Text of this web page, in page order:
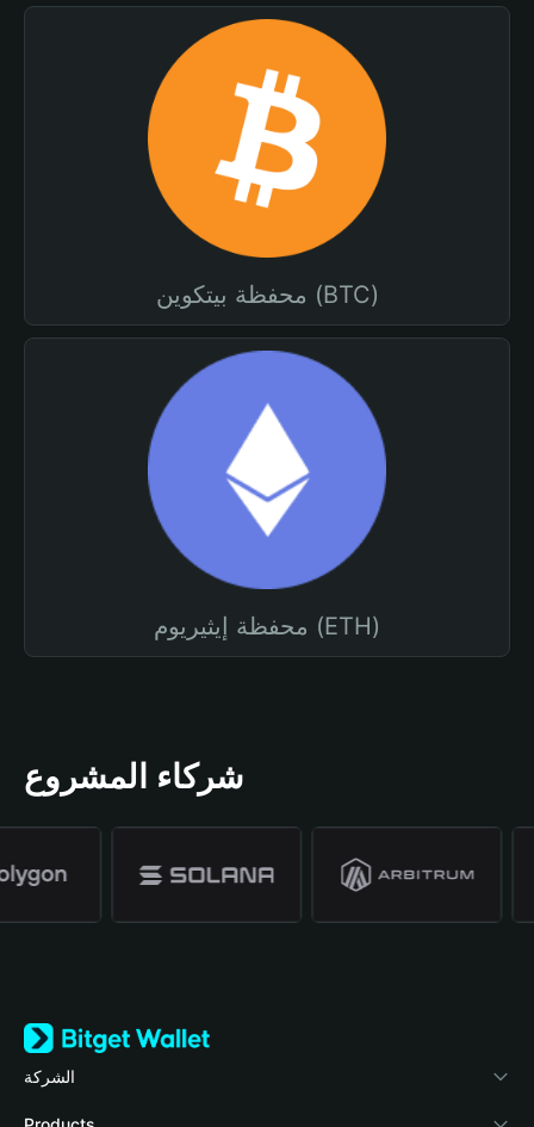
محفظة بيتكوين (BTC)
محفظة إيثيريوم (ETH)
شركاء المشروع
الشركة